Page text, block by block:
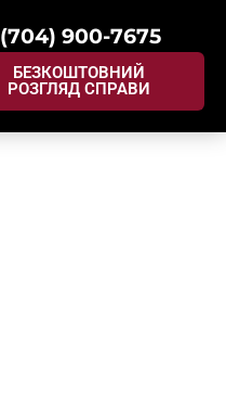
(704) 900-7675
БЕЗКОШТОВНИЙ
РОЗГЛЯД СПРАВИ